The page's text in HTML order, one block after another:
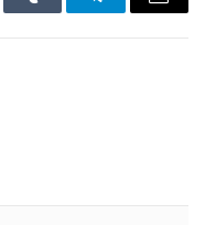
Tumblr TelegramEmail